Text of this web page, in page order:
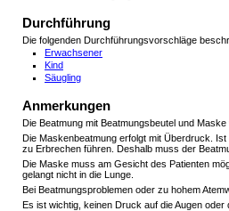
Durchführung
Die folgenden Durchführungsvorschläge
Erwachsener
Kind
Säugling
Anmerkungen
Die Beatmung mit Beatmungsbeutel und
Die Maskenbeatmung erfolgt mit Überdruck.
zu Erbrechen führen. Deshalb muss der
Die Maske muss am Gesicht des Patienten
gelangt nicht in die Lunge.
Bei Beatmungsproblemen oder zu hohem
Es ist wichtig, keinen Druck auf die Augen